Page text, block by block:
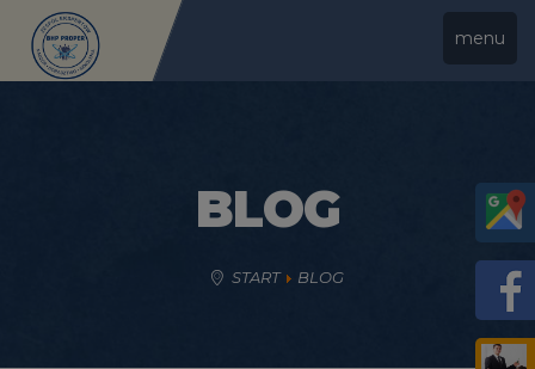
menu
BLOG
START BLOG